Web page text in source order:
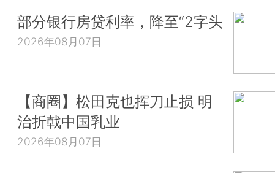
部分银行房贷利率，降至“2字头
2026年08月07日
【商圈】松田克也挥刀止损 明
治折戟中国乳业
2026年08月07日